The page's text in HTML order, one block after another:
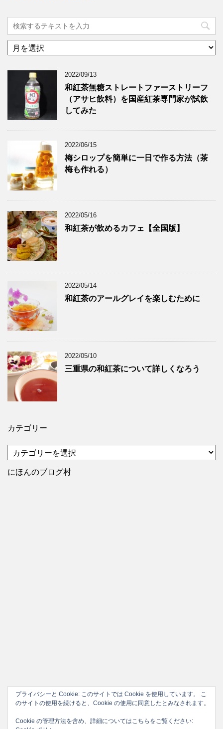
ア
ー
2022/09/13
和紅茶無糖ストレートファーストリーフ
（アサヒ飲料）を国産紅茶専門家が試飲
してみた
2022/06/15
梅シロップを簡単に一日で作る方法（茶
梅も作れる）
2022/05/16
和紅茶が飲めるカフェ【全国版】
2022/05/14
和紅茶のアールグレイを楽しむために
2022/05/10
三重県の和紅茶について詳しくなろう
カテゴリー
テ
ゴ
にほんのブログ村
プライバシーと Cookie: このサイトでは Cookie を使用しています。 こ
のサイトの使用を続けると、Cookie の使用に同意したとみなされます。
Cookie の管理方法を含め、詳細についてはこちらをご覧ください: